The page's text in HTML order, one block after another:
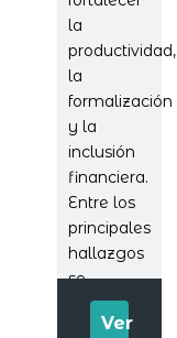
la
productividad,
la
formalización
y la
inclusión
financiera.
Entre los
principales
hallazgos
se
destacan:
Ver